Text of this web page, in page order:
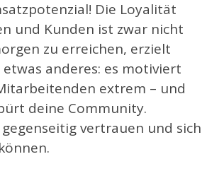
Die Loyalität
und Kunden ist zwar nicht
zu erreichen, erzielt
anderes: es motiviert
extrem – und
deine Community.
vertrauen und sich